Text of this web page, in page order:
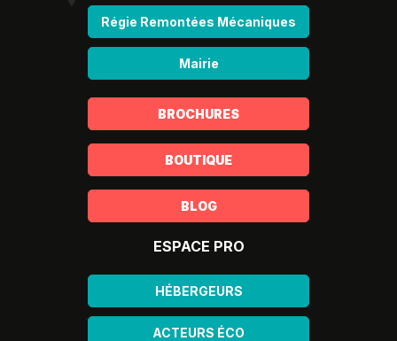
Régie Remontées Mécaniques
Mairie
BROCHURES
BOUTIQUE
BLOG
ESPACE PRO
HÉBERGEURS
ACTEURS ÉCO